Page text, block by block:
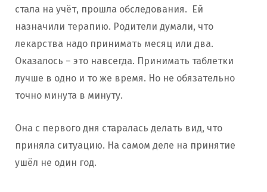
стала на учёт, прошла обследования. Ей
назначили терапию. Родители думали, что
лекарства надо принимать месяц или два.
Оказалось – это навсегда. Принимать таблетки
лучше в одно и то же время. Но не обязательно
точно минута в минуту.
Она с первого дня старалась делать вид, что
приняла ситуацию. На самом деле на принятие
ушёл не один год.